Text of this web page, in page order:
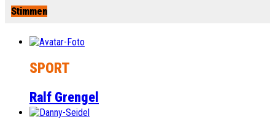
Stimmen
SPORT
Ralf Grengel